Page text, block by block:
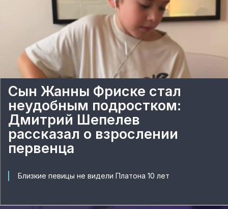
Сын Жанны Фриске стал
неудобным подростком:
Дмитрий Шепелев
рассказал о взрослении
первенца
Близкие певицы не видели Платона 10 лет